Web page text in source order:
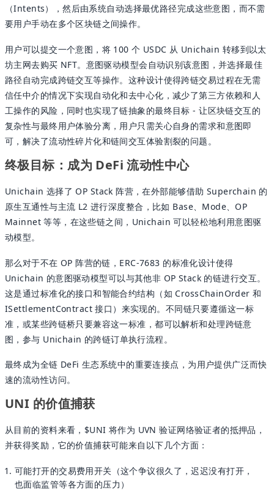
（Intents），然后由系统自动选择最优路径完成这些意图，而不需
要用户手动在多个区块链之间操作。
用户可以提交一个意图，将 100 个 USDC 从 Unichain 转移到以太
坊主网去购买 NFT。意图驱动模型会自动识别该意图，并选择最佳
路径自动完成跨链交互等操作。这种设计使得跨链交易过程在无需
信任中介的情况下实现自动化和去中心化，减少了第三方依赖和人
工操作的风险，同时也实现了链抽象的最终目标 - 让区块链交互的
复杂性与最终用户体验分离，用户只需关心自身的需求和意图即
可，解决了流动性碎片化和链间交互体验割裂的问题。
终极目标：成为 DeFi 流动性中心
Unichain 选择了 OP Stack 阵营，在外部能够借助 Superchain 的
原生互通性与主流 L2 进行深度整合，比如 Base、Mode、OP
Mainnet 等等，在这些链之间，Unichain 可以轻松地利用意图驱
动模型。
那么对于不在 OP 阵营的链，ERC-7683 的标准化设计使得
Unichain 的意图驱动模型可以与其他非 OP Stack 的链进行交互。
这是通过标准化的接口和智能合约结构（如 CrossChainOrder 和
ISettlementContract 接口）来实现的。不同链只要遵循这一标
准，或某些跨链桥只要兼容这一标准，都可以解析和处理跨链意
图，参与 Unichain 的跨链订单执行流程。
最终成为全链 DeFi 生态系统中的重要连接点，为用户提供广泛而快
速的流动性访问。
UNI 的价值捕获
从目前的资料来看，$UNI 将作为 UVN 验证网络验证者的抵押品，
并获得奖励，它的价值捕获可能来自以下几个方面：
可能打开的交易费用开关（这个争议很久了，迟迟没有打开，
也面临监管等各方面的压力）